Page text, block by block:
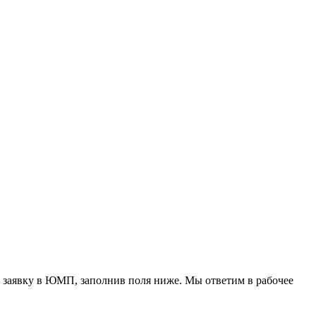
в ЮМП, заполнив поля ниже. Mы ответим в рабочее